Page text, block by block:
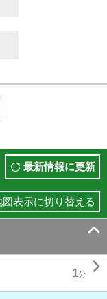
最新情報に更新
図表示に切り替える

1分 